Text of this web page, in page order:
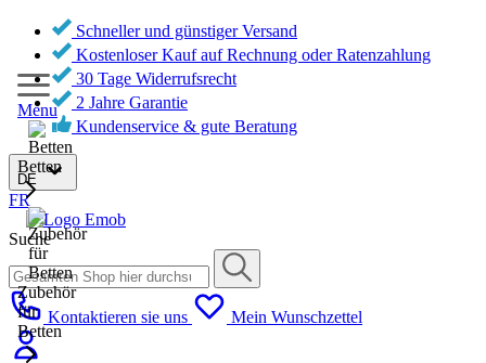
Schneller und günstiger Versand
Kostenloser Kauf auf Rechnung oder Ratenzahlung
30 Tage Widerrufsrecht
2 Jahre Garantie
Kundenservice & gute Beratung
DE
FR
Suche
Kontaktieren sie uns Mein Wunschzettel
Menu
Betten
Zubehör
für
Betten